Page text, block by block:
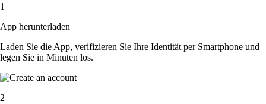
1
App herunterladen
Laden Sie die App, verifizieren Sie Ihre Identität per Smartphone und
legen Sie in Minuten los.
2